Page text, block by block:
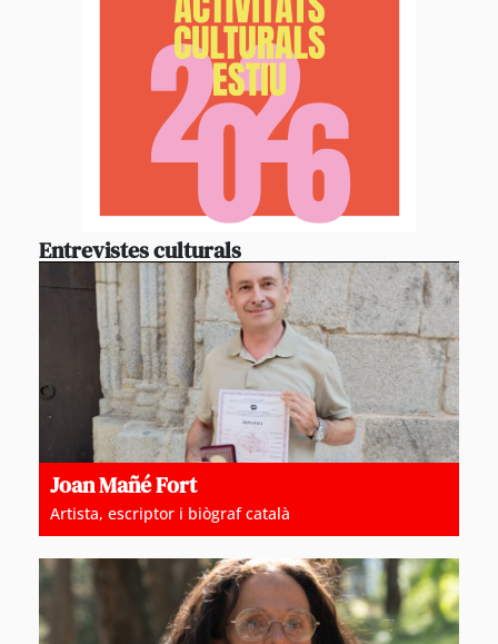
Entrevistes culturals
Joan Mañé Fort
Artista, escriptor i biògraf català